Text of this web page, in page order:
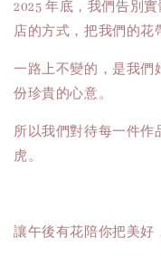
2025 年底，我們告別
店的方式，把我們的花
一路上不變的，是我們
份珍貴的心意。
所以我們對待每一件作
虎。
讓午後有花陪你把美好